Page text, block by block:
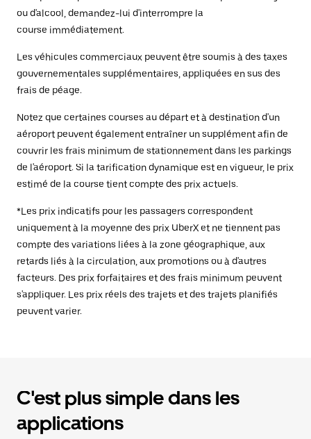
ou d'alcool, demandez-lui d'interrompre la
course immédiatement.
Les véhicules commerciaux peuvent être soumis à des taxes
gouvernementales supplémentaires, appliquées en sus des
frais de péage.
Notez que certaines courses au départ et à destination d'un
aéroport peuvent également entraîner un supplément afin de
couvrir les frais minimum de stationnement dans les parkings
de l'aéroport. Si la tarification dynamique est en vigueur, le prix
estimé de la course tient compte des prix actuels.
*Les prix indicatifs pour les passagers correspondent
uniquement à la moyenne des prix UberX et ne tiennent pas
compte des variations liées à la zone géographique, aux
retards liés à la circulation, aux promotions ou à d'autres
facteurs. Des prix forfaitaires et des frais minimum peuvent
s'appliquer. Les prix réels des trajets et des trajets planifiés
peuvent varier.
C'est plus simple dans les
applications